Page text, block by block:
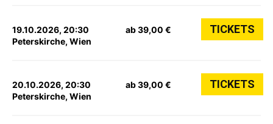
19.10.2026, 20:30
Peterskirche, Wien
ab 39,00 € TICKETS
20.10.2026, 20:30
Peterskirche, Wien
ab 39,00 € TICKETS